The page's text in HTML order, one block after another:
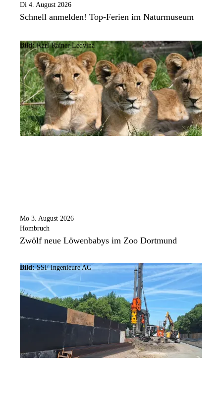
Di 4. August 2026
Schnell anmelden! Top-Ferien im Naturmuseum
Bild: Karl-Rainer Ledvina
Mo 3. August 2026
Hombruch
Zwölf neue Löwenbabys im Zoo Dortmund
Bild: SSF Ingenieure AG